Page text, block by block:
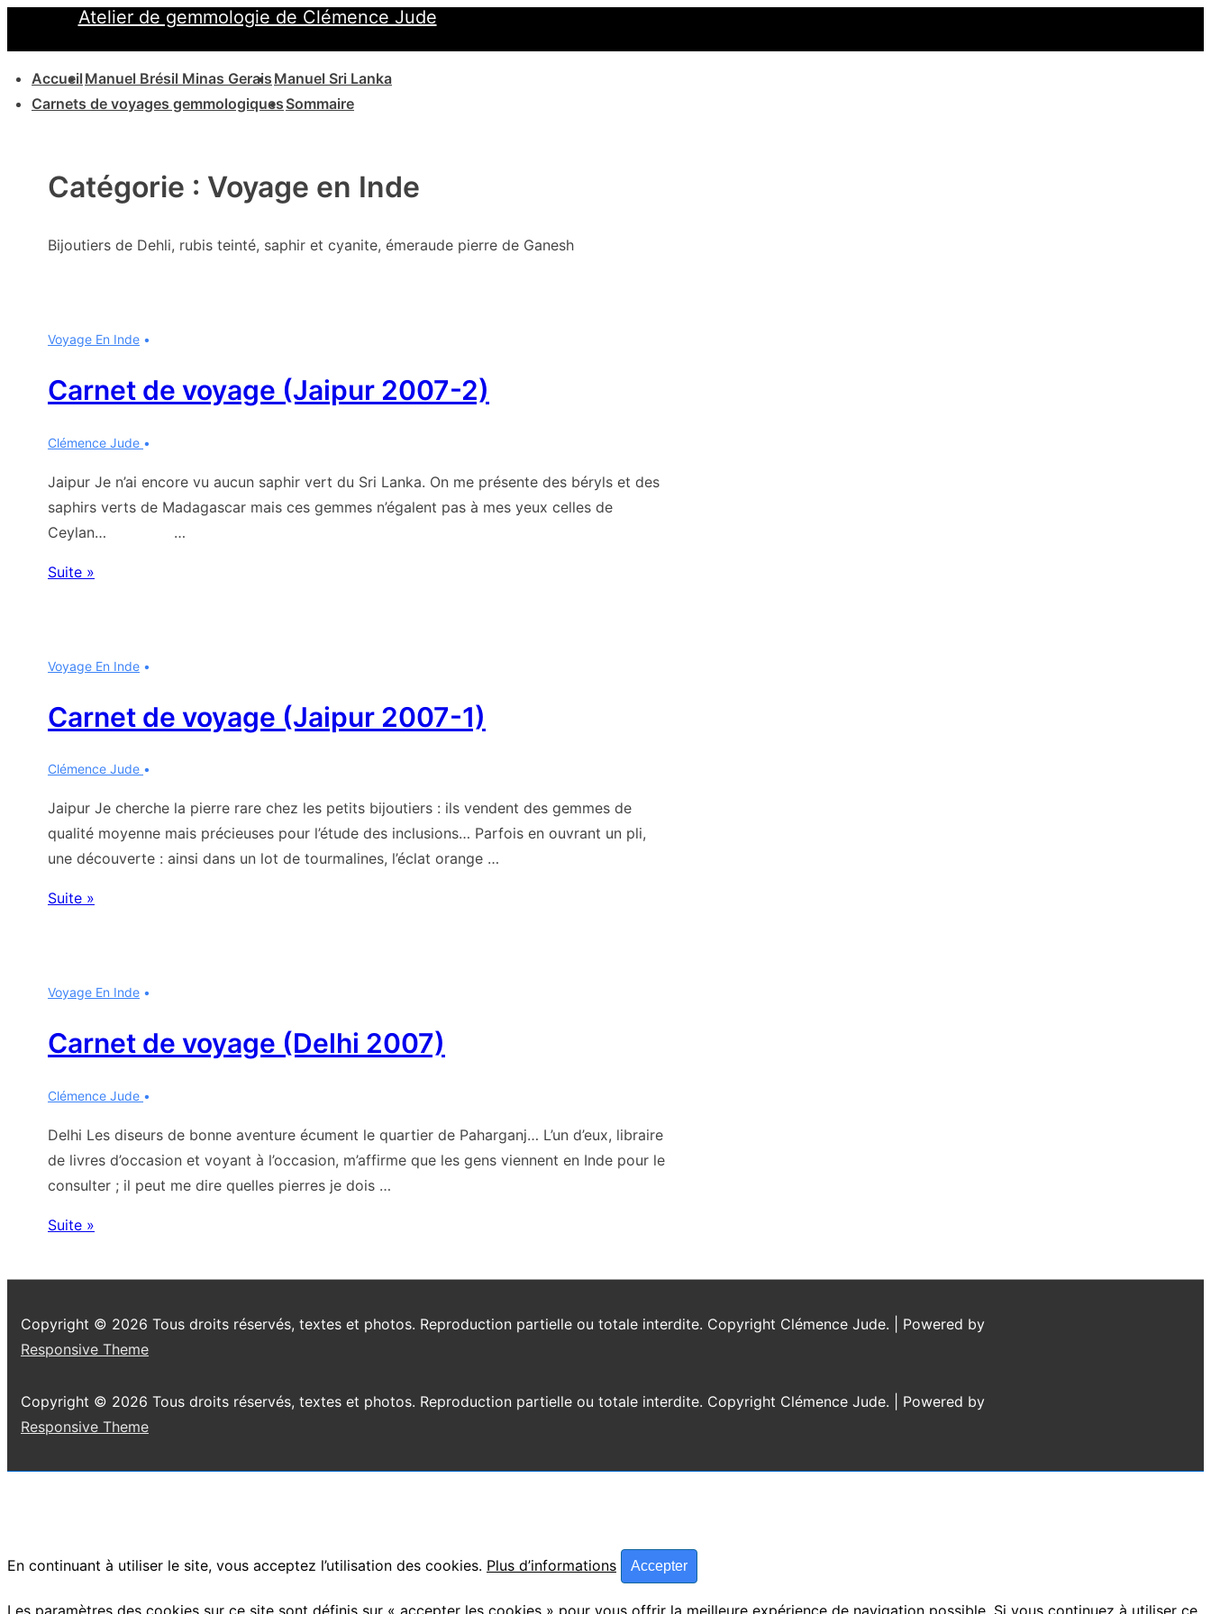
contenu
Atelier de gemmologie de Clémence Jude
Accueil Manuel Brésil Minas Gerais Manuel Sri Lanka
Carnets de voyages gemmologiques Sommaire
Catégorie : Voyage en Inde
Bijoutiers de Dehli, rubis teinté, saphir et cyanite, émeraude pierre de Ganesh
Voyage En Inde
Carnet de voyage (Jaipur 2007-2)
Clémence Jude
Jaipur Je n’ai encore vu aucun saphir vert du Sri Lanka. On me présente des béryls et des
saphirs verts de Madagascar mais ces gemmes n’égalent pas à mes yeux celles de
Ceylan… …
Carnet
2007-
Suite »
Voyage En Inde
Carnet de voyage (Jaipur 2007-1)
Clémence Jude
Jaipur Je cherche la pierre rare chez les petits bijoutiers : ils vendent des gemmes de
qualité moyenne mais précieuses pour l’étude des inclusions… Parfois en ouvrant un pli,
une découverte : ainsi dans un lot de tourmalines, l’éclat orange …
Carnet
2007-
Suite »
Voyage En Inde
Carnet de voyage (Delhi 2007)
Clémence Jude
Delhi Les diseurs de bonne aventure écument le quartier de Paharganj… L’un d’eux, libraire
de livres d’occasion et voyant à l’occasion, m’affirme que les gens viennent en Inde pour le
consulter ; il peut me dire quelles pierres je dois …
Carnet
voyage
2007)
Suite »
Copyright © 2026 Tous droits réservés, textes et photos. Reproduction partielle ou totale interdite. Copyright Clémence Jude.
| Powered by
Responsive Theme
Copyright © 2026 Tous droits réservés, textes et photos. Reproduction partielle ou totale interdite. Copyright Clémence Jude.
| Powered by
Responsive Theme
En continuant à utiliser le site, vous acceptez l’utilisation des cookies. Plus d’informations Accepter